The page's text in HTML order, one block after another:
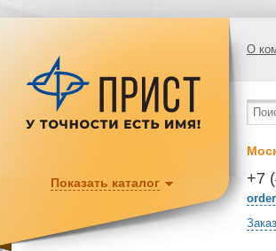
О
+7
Показать каталог